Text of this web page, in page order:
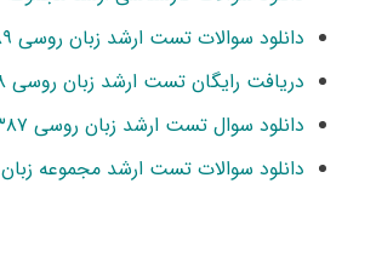
دانلود سوالات تست ارشد زبان روسی ۸۹
دریافت رایگان تست ارشد زبان روسی ۸۸
دانلود سوال تست ارشد زبان روسی ۱۳۸۷
دانلود سوالات تست ارشد مجموعه زبان